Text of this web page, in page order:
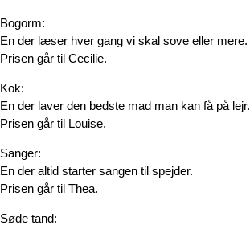
Bogorm:
En der læser hver gang vi skal sove eller mere.
Prisen går til Cecilie.
Kok:
En der laver den bedste mad man kan få på lejr.
Prisen går til Louise.
Sanger:
En der altid starter sangen til spejder.
Prisen går til Thea.
Søde tand: